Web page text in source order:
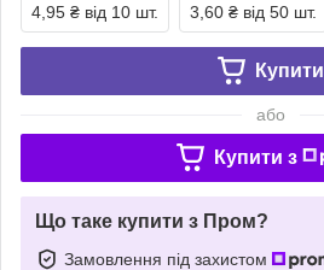
4,95 ₴ від 10 шт. 3,60 ₴ від 50 шт.
Купити
або
Купити з
Що таке купити з Пром?
Замовлення під захистом